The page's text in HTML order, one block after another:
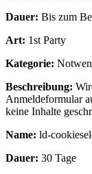
Dauer: Bis zum
Art: 1st Party
Kategorie:
Beschreibung:
Anmeldeformular
keine Inhalte
Name: ld-
Dauer: 30 Tage